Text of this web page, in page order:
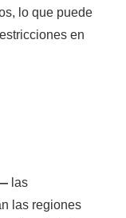
lo que puede
en
las
las regiones